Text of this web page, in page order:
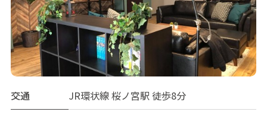
交通
JR環状線 桜ノ宮駅 徒歩8分